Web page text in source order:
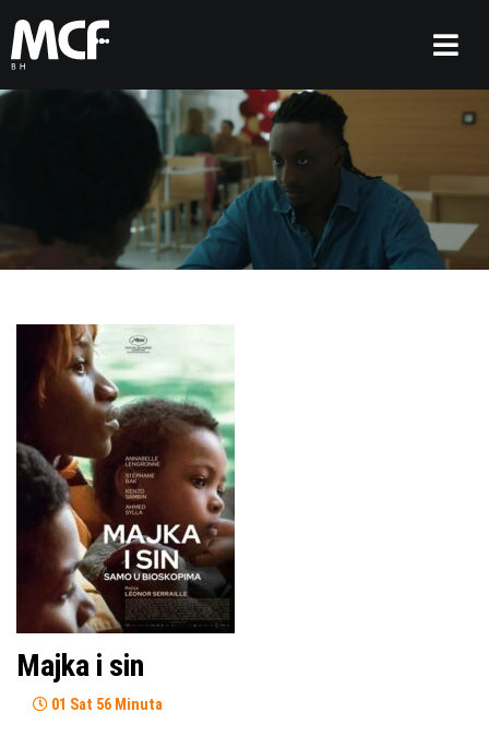
Majka i sin
01 Sat 56 Minuta